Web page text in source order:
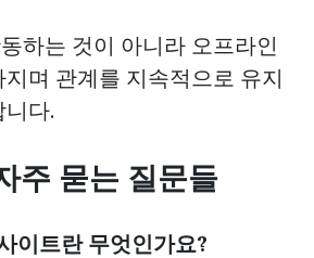
하는 것이 아니라 오프라인
며 관계를 지속적으로 유지
다.
주 묻는 질문들
이트란 무엇인가요?